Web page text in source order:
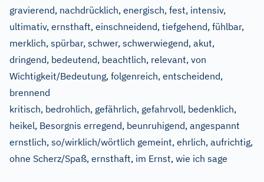
gravierend, nachdrücklich, energisch, fest, intensiv,
ultimativ, ernsthaft, einschneidend, tiefgehend, fühlbar,
merklich, spürbar, schwer, schwerwiegend, akut,
dringend, bedeutend, beachtlich, relevant, von
Wichtigkeit/Bedeutung, folgenreich, entscheidend,
brennend
kritisch, bedrohlich, gefährlich, gefahrvoll, bedenklich,
heikel, Besorgnis erregend, beunruhigend, angespannt
ernstlich, so/wirklich/wörtlich gemeint, ehrlich, aufrichtig,
ohne Scherz/Spaß, ernsthaft, im Ernst, wie ich sage